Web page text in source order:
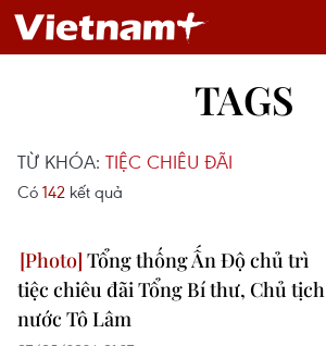
TAGS
TỪ KHÓA: TIỆC CHIÊU ĐÃI
Có 142 kết quả
Tổng thống Ấn Độ chủ trì
tiệc chiêu đãi Tổng Bí thư, Chủ tịch
nước Tô Lâm